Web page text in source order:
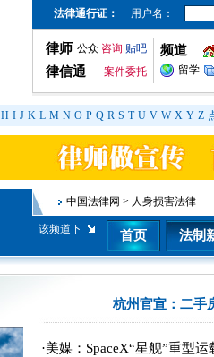
法律通行证： 用户名：
律师 公众 咨询 贴吧
律信通 案件委托
频道
留学
H I J K L M N O P Q R S T U V W X Y Z
中国法律网 > 人身损害法律
该频道下 首页 法制
杭州官宣：二手
·美媒：SpaceX“星舰”重型